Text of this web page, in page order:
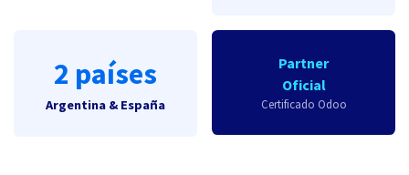
2 países
Argentina & España
Partner
Oficial
Certificado Odoo